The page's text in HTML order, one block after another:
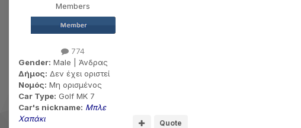
Members
774
Gender: Male | Άνδρας
Δήμος: Δεν έχει οριστεί
Νομός: Μη ορισμένος
Car Type: Golf MK 7
Car's nickname: Μπλε
Χαπάκι
Quote